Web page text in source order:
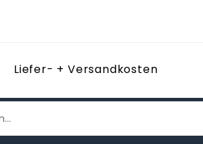
Liefer- + Versandkosten